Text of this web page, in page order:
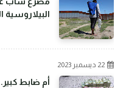
البيلاروسية
22 ديسمبر 2023
أم ضابط